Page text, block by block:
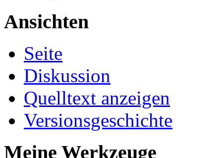
Ansichten
Seite
Diskussion
Quelltext anzeigen
Versionsgeschichte
Meine Werkzeuge